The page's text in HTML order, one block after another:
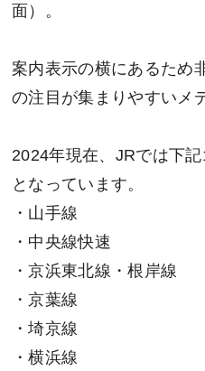
面）。
案内表示の横にあるため
の注目が集まりやすいメ
2024年現在、JRでは下
となっています。
・山手線
・中央線快速
・京浜東北線・根岸線
・京葉線
・埼京線
・横浜線